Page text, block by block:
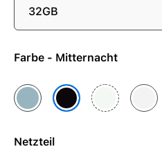
32GB
Farbe - Mitternacht
HimmelblauMitternachtPolarsternSilber
Netzteil